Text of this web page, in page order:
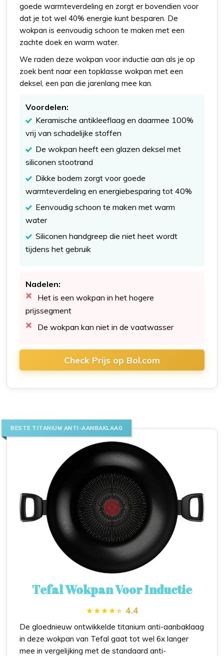
goede warmteverdeling en zorgt er bovendien voor
dat je tot wel 40% energie kunt besparen. De
wokpan is eenvoudig schoon te maken met een
zachte doek en warm water.
We raden deze wokpan voor inductie aan als je op
zoek bent naar een topklasse wokpan met een
deksel, een pan die jarenlang mee kan.
Voordelen:
Keramische antikleeflaag en daarmee 100%
vrij van schadelijke stoffen
De wokpan heeft een glazen deksel met
siliconen stootrand
Dikke bodem zorgt voor goede
warmteverdeling en energiebesparing tot 40%
Eenvoudig schoon te maken met warm
water
Siliconen handgreep die niet heet wordt
tijdens het gebruik
Nadelen:
Het is een wokpan in het hogere
prijssegment
De wokpan kan niet in de vaatwasser
Check Prijs op Bol.com
BESTE TITANIUM ANTI-AANBAKLAAG
Tefal Wokpan Voor Inductie
4.4
De gloednieuw ontwikkelde titanium anti-aanbaklaag
in deze wokpan van Tefal gaat tot wel 6x langer
mee in vergelijking met de standaard anti-